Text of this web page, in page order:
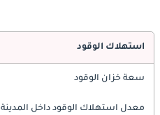
استهلاك الوقود
سعة خزان الوقود
معدل استهلاك الوقود داخل المدينة